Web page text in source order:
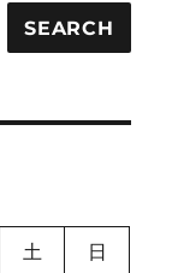
SEARCH
土 日